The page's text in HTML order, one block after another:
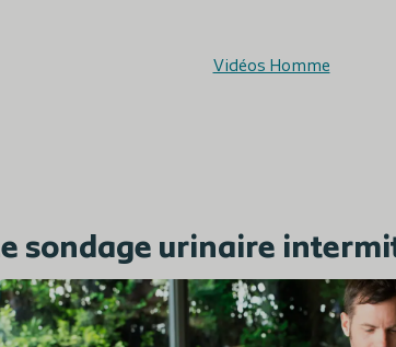
Vidéos Homme
sondage urinaire